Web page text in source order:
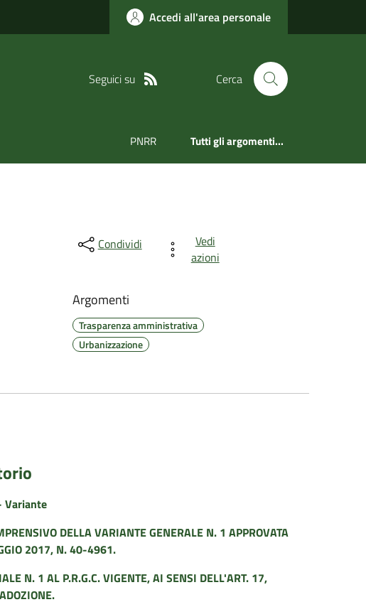
Accedi all'area personale
Seguici su Cerca
PNRR Tutti gli argomenti...
Condividi
Vedi
azioni
Argomenti
Trasparenza amministrativa
Urbanizzazione
Variante
DELLA VARIANTE GENERALE N. 1 APPROVATA
2017, N. 40-4961.
N. 1 AL P.R.G.C. VIGENTE, AI SENSI DELL'ART. 17,